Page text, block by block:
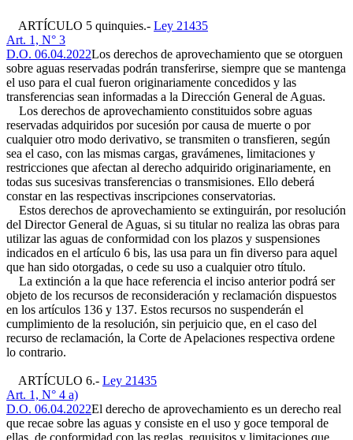
ARTÍCULO 5 quinquies.- Ley 21435
Art. 1, N° 3
D.O. 06.04.2022Los derechos de aprovechamiento que se otorguen
sobre aguas reservadas podrán transferirse, siempre que se mantenga
el uso para el cual fueron originariamente concedidos y las
transferencias sean informadas a la Dirección General de Aguas.
Los derechos de aprovechamiento constituidos sobre aguas
reservadas adquiridos por sucesión por causa de muerte o por
cualquier otro modo derivativo, se transmiten o transfieren, según
sea el caso, con las mismas cargas, gravámenes, limitaciones y
restricciones que afectan al derecho adquirido originariamente, en
todas sus sucesivas transferencias o transmisiones. Ello deberá
constar en las respectivas inscripciones conservatorias.
Estos derechos de aprovechamiento se extinguirán, por resolución
del Director General de Aguas, si su titular no realiza las obras para
utilizar las aguas de conformidad con los plazos y suspensiones
indicados en el artículo 6 bis, las usa para un fin diverso para aquel
que han sido otorgadas, o cede su uso a cualquier otro título.
La extinción a la que hace referencia el inciso anterior podrá ser
objeto de los recursos de reconsideración y reclamación dispuestos
en los artículos 136 y 137. Estos recursos no suspenderán el
cumplimiento de la resolución, sin perjuicio que, en el caso del
recurso de reclamación, la Corte de Apelaciones respectiva ordene
lo contrario.
ARTÍCULO 6.- Ley 21435
Art. 1, N° 4 a)
D.O. 06.04.2022El derecho de aprovechamiento es un derecho real
que recae sobre las aguas y consiste en el uso y goce temporal de
ellas, de conformidad con las reglas, requisitos y limitaciones que